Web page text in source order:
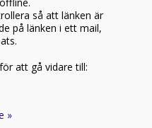
så att länken är
på länken i ett mail,
att gå vidare till:
»